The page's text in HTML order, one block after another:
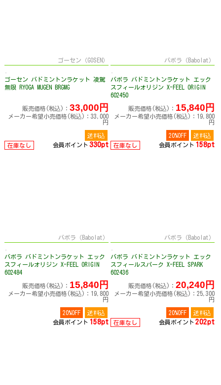
ゴーセン（GOSEN）
ゴーセン バドミントンラケット 凌駕
無限 RYOGA MUGEN BRGMG
販売価格(税込)： 33,000円
メーカー希望小売価格(税込)：33,000
円
送料込
在庫なし
会員ポイント 330pt
バボラ（Babolat）
バボラ バドミントンラケット エック
スフィールオリジン X-FEEL ORIGIN
602450
販売価格(税込)： 15,840円
メーカー希望小売価格(税込)：19,800
円
20%OFF
送料込
在庫なし
会員ポイント 158pt
バボラ（Babolat）
バボラ バドミントンラケット エック
スフィールオリジン X-FEEL ORIGIN
602484
販売価格(税込)： 15,840円
メーカー希望小売価格(税込)：19,800
円
20%OFF
送料込
会員ポイント 158pt
バボラ（Babolat）
バボラ バドミントンラケット エック
スフィールスパーク X-FEEL SPARK
602436
販売価格(税込)： 20,240円
メーカー希望小売価格(税込)：25,300
円
20%OFF
送料込
在庫なし
会員ポイント 202pt